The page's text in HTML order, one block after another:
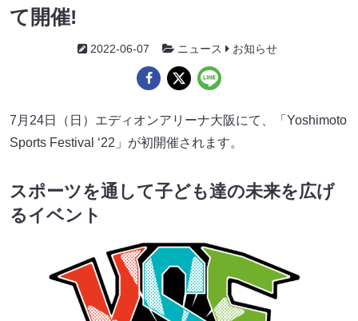
て開催!
2022-06-07 ニュース お知らせ
7月24日（日）エディオンアリーナ大阪にて、「Yoshimoto
Sports Festival ‘22」が初開催されます。
スポーツを通して子ども達の未来を広げ
るイベント